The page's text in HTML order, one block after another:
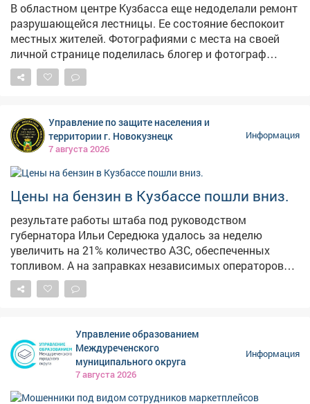
В областном центре Кузбасса еще недоделали ремонт
разрушающейся лестницы. Ее состояние беспокоит
местных жителей. Фотографиями с места на своей
личной странице поделилась блогер и фотограф
Екатерина Комарова. – Читала, что ремонтируют
лестницу на Пионерском. Два пролёта сделали – и на
действительно приведена в порядок, однако
оставшаяся секция по-прежнему находится в
сильных ливней эта лестница регулярно
превращается в бурный водопад, а зимой страдает от
тяжести снега. Напомним, в конце июня в мэрии
сообщали, что началсяремонт лестничного спуска на
Пионерском бульваре. В администрации также
отметили, что его размыло сильным дождем.
Управление по защите населения и
территории г. Новокузнецк
7 августа 2026
Информация
Цены на бензин в Кузбассе пошли вниз.
результате работы штаба под руководством
губернатора Ильи Середюка удалось за неделю
увеличить на 21% количество АЗС, обеспеченных
топливом. А на заправках независимых операторов
стоимость горючего начала снижаться. Проехали по
территориям региона и убедились в этом.
Управление образованием
Междуреченского
муниципального округа
7 августа 2026
Информация